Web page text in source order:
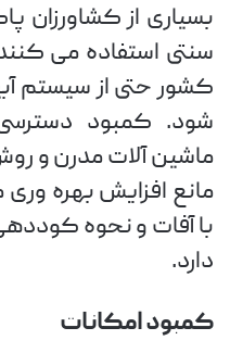
بسیاری از کشاورزان
سنتی استفاده می
کشور حتی از سیستم
شود. کمبود
ماشین آلات مدرن و
مانع افزایش بهره وری
با آفات و نحوه
دارد.
کمبود امکانات